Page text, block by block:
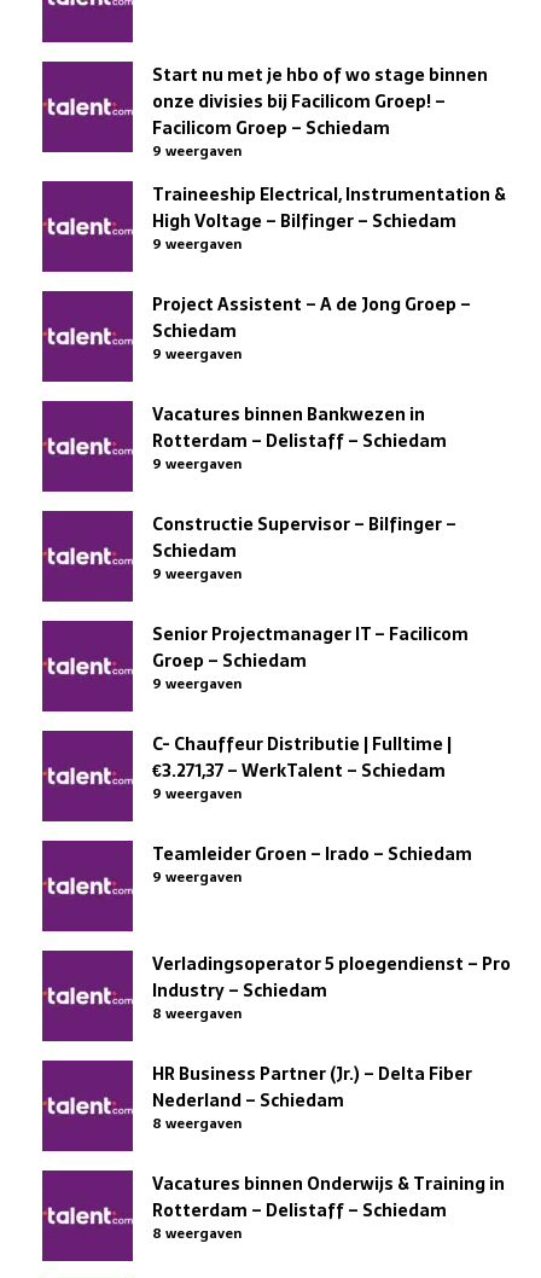
Start nu met je hbo of wo stage binnen
onze divisies bij Facilicom Groep! –
Facilicom Groep – Schiedam
9 weergaven
Traineeship Electrical, Instrumentation &
High Voltage – Bilfinger – Schiedam
9 weergaven
Project Assistent – A de Jong Groep –
Schiedam
9 weergaven
Vacatures binnen Bankwezen in
Rotterdam – Delistaff – Schiedam
9 weergaven
Constructie Supervisor – Bilfinger –
Schiedam
9 weergaven
Senior Projectmanager IT – Facilicom
Groep – Schiedam
9 weergaven
C- Chauffeur Distributie | Fulltime |
€3.271,37 – WerkTalent – Schiedam
9 weergaven
Teamleider Groen – Irado – Schiedam
9 weergaven
Verladingsoperator 5 ploegendienst – Pro
Industry – Schiedam
8 weergaven
HR Business Partner (Jr.) – Delta Fiber
Nederland – Schiedam
8 weergaven
Vacatures binnen Onderwijs & Training in
Rotterdam – Delistaff – Schiedam
8 weergaven